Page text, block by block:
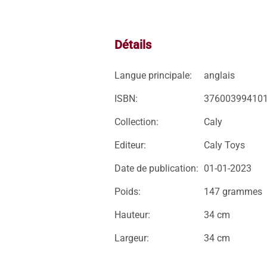
Détails
Langue principale: anglais
ISBN:
Collection: Caly
Editeur: Caly Toys
Date de publication: 01-01-2023
Poids: 147 grammes
Hauteur: 34 cm
Largeur: 34 cm